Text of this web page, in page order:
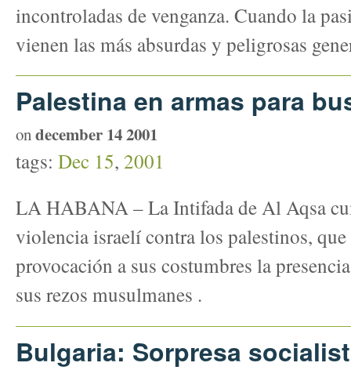
incontroladas de venganza. Cuando la
vienen las más absurdas y peligrosas
Palestina en armas para
ondecember 14 2001
tags: Dec 15, 2001
LA HABANA – La Intifada de Al Aqsa
violencia israelí contra los palestinos,
provocación a sus costumbres la
sus rezos musulmanes .
Bulgaria: Sorpresa